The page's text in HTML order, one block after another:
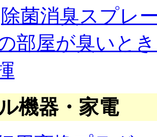
除菌消臭スプレ
部屋が臭いと
機器・家電